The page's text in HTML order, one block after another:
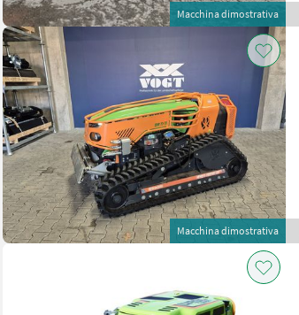
Macchina dimostrativa
Macchina dimostrativa